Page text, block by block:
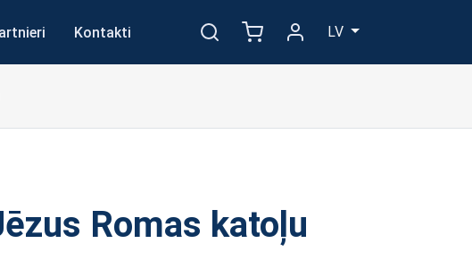
Kontakti LV
Romas katoļu